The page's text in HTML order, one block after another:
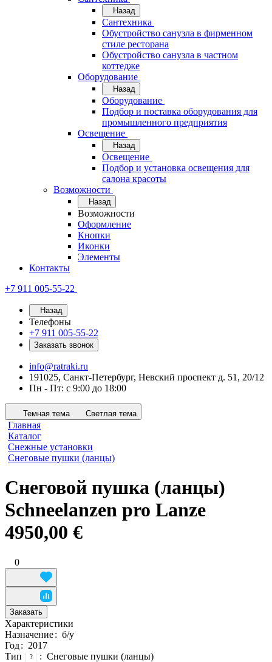
Назад
Сантехника
Обустройство санузла в фирменном
стиле ресторана
Обустройство санузла в частном
коттедже
Оборудование
Назад
Оборудование
Подбор и поставка оборудования для
промышленного предприятия
Освещение
Назад
Освещение
Подбор и установка освещения для
салона красоты
Возможности
Назад
Возможности
Оформление
Кнопки
Иконки
Элементы
Контакты
+7 911 005-55-22
Назад
Телефоны
+7 911 005-55-22
Заказать звонок
info@ratraki.ru
191025, Санкт-Петербург, Невский проспект д. 51, 20/12
Пн - Пт: с 9:00 до 18:00
Темная тема Светлая тема
Главная
Каталог
Снежные установки
Снеговые пушки (ланцы)
Снеговой пушка (ланцы)
Schneelanzen pro Lanze
4950,00 €
0
Заказать
Характеристики
Назначение: б/у
Год: 2017
Тип
? : Снеговые пушки (ланцы)